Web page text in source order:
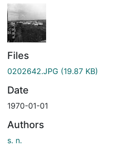
Files
0202642.JPG (19.87 KB)
Date
1970-01-01
Authors
s. n.